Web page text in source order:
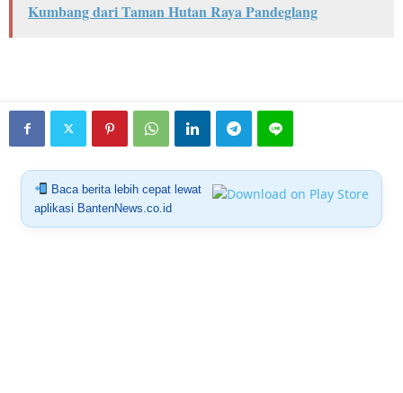
Kumbang dari Taman Hutan Raya Pandeglang
Baca berita lebih cepat lewat
aplikasi BantenNews.co.id